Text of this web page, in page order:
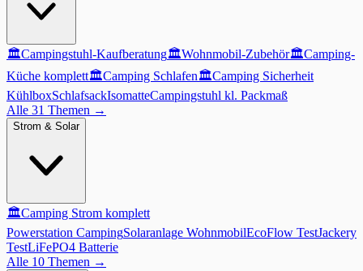
🏛️Campingstuhl-Kaufberatung🏛️Wohnmobil-Zubehör🏛️Camping-
Küche komplett🏛️Camping Schlafen🏛️Camping Sicherheit
KühlboxSchlafsackIsomatteCampingstuhl kl. Packmaß
Alle 31 Themen →
Strom & Solar
🏛️Camping Strom komplett
Powerstation CampingSolaranlage WohnmobilEcoFlow TestJackery
TestLiFePO4 Batterie
Alle 10 Themen →